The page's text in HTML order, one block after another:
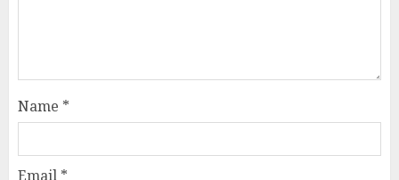
Name *
Email *